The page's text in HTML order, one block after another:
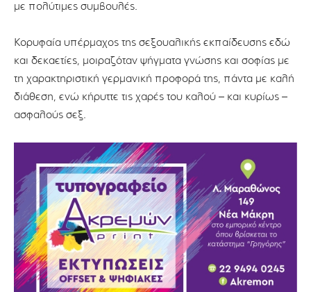
με πολύτιμες συμβουλές.
Κορυφαία υπέρμαχος της σεξουαλικής εκπαίδευσης εδώ
και δεκαετίες, μοιραζόταν ψήγματα γνώσης και σοφίας με
τη χαρακτηριστική γερμανική προφορά της, πάντα με καλή
διάθεση, ενώ κήρυττε τις χαρές του καλού – και κυρίως –
ασφαλούς σεξ.